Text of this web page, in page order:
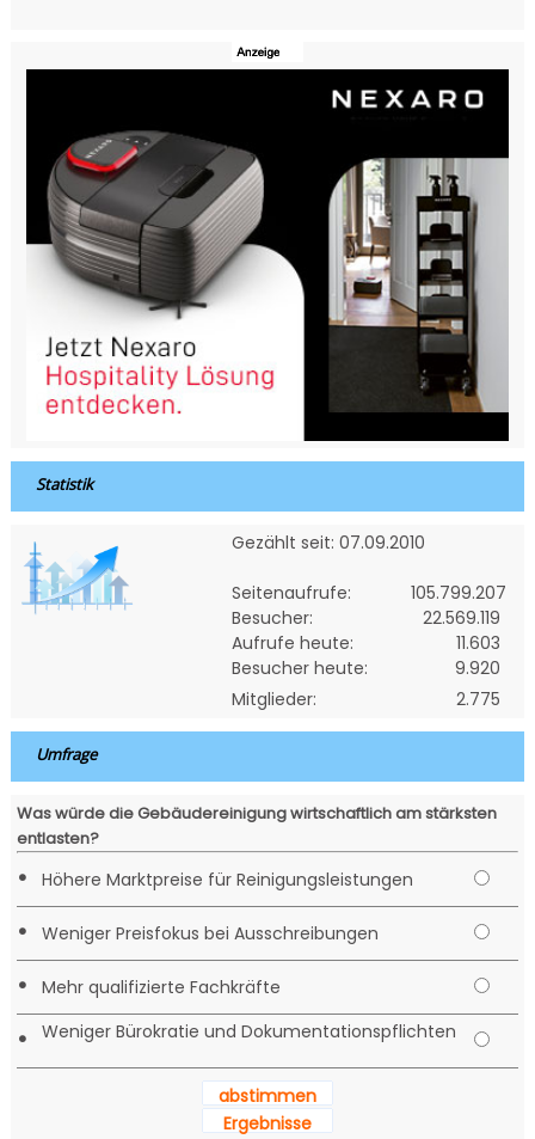
Statistik
Gezählt seit: 07.09.2010
Seitenaufrufe:
105.799.207
Besucher:
22.569.119
Aufrufe heute:
11.603
Besucher heute:
9.920
Mitglieder:
2.775
Umfrage
Was würde die Gebäudereinigung wirtschaftlich am stärksten
entlasten?
• Höhere Marktpreise für Reinigungsleistungen
• Weniger Preisfokus bei Ausschreibungen
• Mehr qualifizierte Fachkräfte
• Weniger Bürokratie und Dokumentationspflichten
abstimmen
Ergebnisse